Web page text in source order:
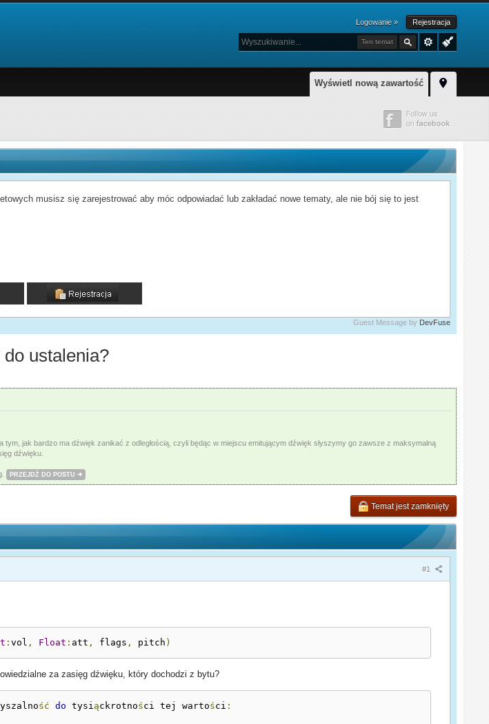
Logowanie » Rejestracja
Ten temat
Wyświetl nową zawartość
musisz się zarejestrować aby móc odpowiadać lub zakładać nowe tematy, ale nie bój się to jest
Guest Message by DevFuse
ustalenia?
jak bardzo ma dźwięk zanikać z odległością, czyli będąc w miejscu emitującym dźwięk słyszymy go zawsze z maksymalną
dźwięku.
PRZEJDŹ DO POSTU
Temat jest zamknięty
#1
:vol , Float : att , flags , pitch )
za zasięg dźwięku, który dochodzi z bytu?
yszalność do tysi ąckrotności tej wartości :